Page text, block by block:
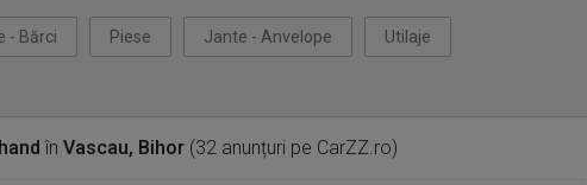
- Bărci Piese Jante - Anvelope Utilaje
în Vascau, Bihor (32 anunțuri pe CarZZ.ro)